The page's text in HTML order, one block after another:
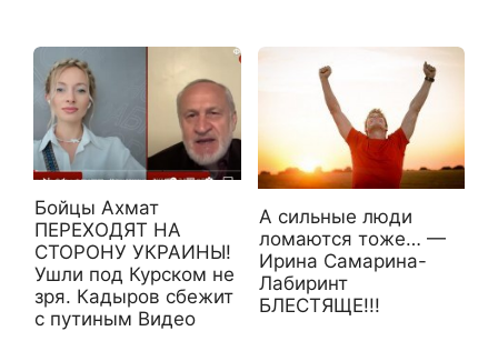
Бойцы Ахмат
ПЕРЕХОДЯТ НА
СТОРОНУ УКРАИНЫ!
Ушли под Курском не
зря. Кадыров сбежит
с путиным Видео
А сильные люди
ломаются тоже… —
Ирина Самарина-
Лабиринт
БЛЕСТЯЩЕ!!!